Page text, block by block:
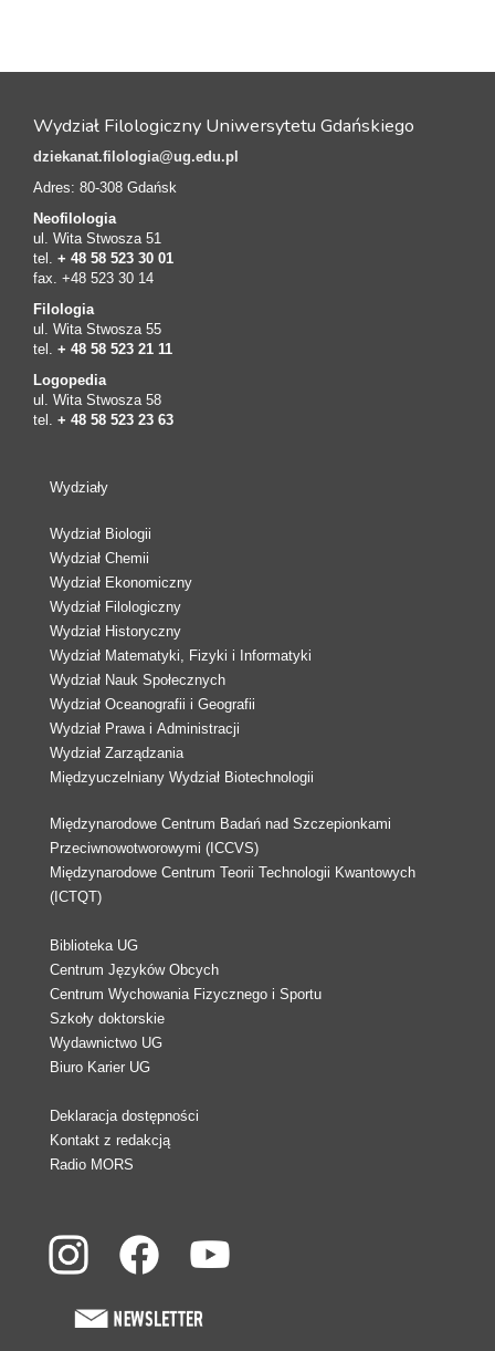
Wydział Filologiczny Uniwersytetu Gdańskiego
dziekanat.filologia@ug.edu.pl
Adres: 80-308 Gdańsk
Neofilologia
ul. Wita Stwosza 51
tel. + 48 58 523 30 01
fax. +48 523 30 14
Filologia
ul. Wita Stwosza 55
tel. + 48 58 523 21 11
Logopedia
ul. Wita Stwosza 58
tel. + 48 58 523 23 63
Wydziały
Wydział Biologii
Wydział Chemii
Wydział Ekonomiczny
Wydział Filologiczny
Wydział Historyczny
Wydział Matematyki, Fizyki i Informatyki
Wydział Nauk Społecznych
Wydział Oceanografii i Geografii
Wydział Prawa i Administracji
Wydział Zarządzania
Międzyuczelniany Wydział Biotechnologii
Międzynarodowe Centrum Badań nad Szczepionkami
Przeciwnowotworowymi (ICCVS)
Międzynarodowe Centrum Teorii Technologii Kwantowych
(ICTQT)
Biblioteka UG
Centrum Języków Obcych
Centrum Wychowania Fizycznego i Sportu
Szkoły doktorskie
Wydawnictwo UG
Biuro Karier UG
Deklaracja dostępności
Kontakt z redakcją
Radio MORS